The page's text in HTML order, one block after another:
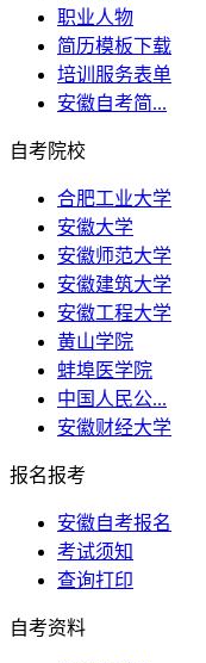
职业人物
简历模板下载
培训服务表单
安徽自考简...
自考院校
合肥工业大学
安徽大学
安徽师范大学
安徽建筑大学
安徽工程大学
黄山学院
蚌埠医学院
中国人民公...
安徽财经大学
报名报考
安徽自考报名
考试须知
查询打印
自考资料